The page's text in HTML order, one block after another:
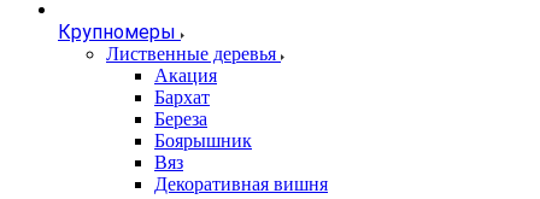
Крупномеры
Лиственные деревья
Акация
Бархат
Береза
Боярышник
Вяз
Декоративная вишня